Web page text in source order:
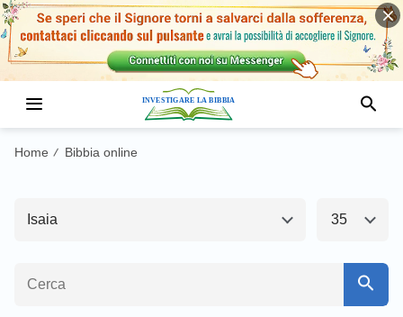
Home / Bibbia online
Isaia
Antico Testamento1 Nuovo Testamento
Genesi
Deuteronomio 35